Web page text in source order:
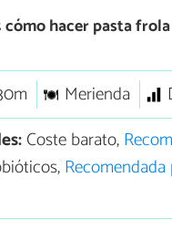
cómo hacer pasta
Merienda
Coste barato,